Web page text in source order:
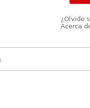
¿Olvido
Acerca